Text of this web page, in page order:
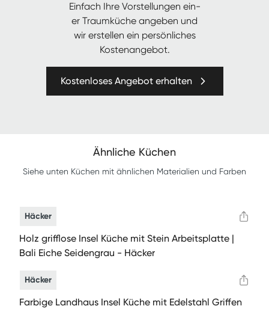
Ein­fach Ihre Vorstel­lun­gen ein­
er Traumküche angeben und
wir erstellen ein per­sön­lich­es
Kostenangebot.
Kostenloses Angebot erhalten
Ähnliche Küchen
Siehe unten Küchen mit ähnlichen Materialien und Farben
Häcker
Holz grifflose Insel Küche mit Stein Arbeitsplatte |
Bali Eiche Seidengrau - Häcker
Häcker
Farbige Landhaus Insel Küche mit Edelstahl Griffen